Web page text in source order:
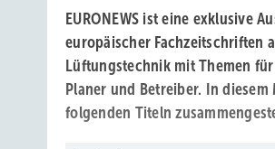
EURONEWS ist eine exklusive
europäischer Fachzeitschriften
Lüftungstechnik mit Themen
Planer und Betreiber. In
folgenden Titeln